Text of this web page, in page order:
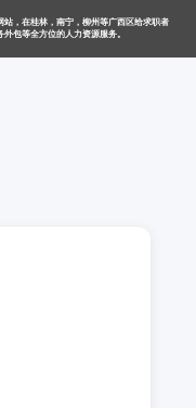
，在桂林，南宁，柳州等广西区给求职者
包等全方位的人力资源服务。